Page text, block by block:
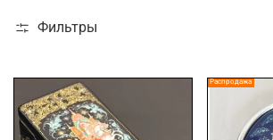
Фильтры
Распродажа